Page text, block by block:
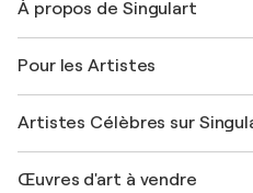
Expédition
Offrir une carte cadeau
Rejoignez notre programme
Mon compte
+33 1 76 44 06 42
À propos de Singulart
FAQ
Magazine Singulart
Emplois
Découvrez une sélection d'art
Pour les Artistes
Se connecter en tant
Artistes Célèbres sur
Marc Chagall
Œuvres d'art à vendre